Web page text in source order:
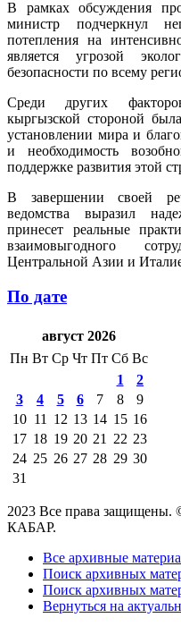
В рамках обсуждения
министр подчеркнул
потепления на
является угрозой
безопасности по всему
Среди других
кыргызской стороной
установлении мира и
и необходимость
поддержке развития этой
В завершении своей
ведомства выразил
принесет реальные
взаимовыгодного
Центральной Азии и
По дате
август 2026
Пн Вт Ср Чт Пт Сб Вс
1
2
3
4 5 6 7 8
9
10 11 12 13 14 15 16
17 18 19 20 21 22 23
24 25 26 27 28 29 30
31
2023 Все права
КАБАР.
Все архивные
Поиск архивных
Поиск архивных
Вернуться на